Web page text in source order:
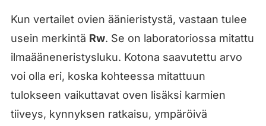
Kun vertailet ovien äänieristystä, vastaan tulee
usein merkintä Rw. Se on laboratoriossa mitattu
ilmaääneneristysluku. Kotona saavutettu arvo
voi olla eri, koska kohteessa mitattuun
tulokseen vaikuttavat oven lisäksi karmien
tiiveys, kynnyksen ratkaisu, ympäröivä